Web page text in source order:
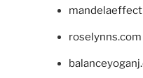
roselynns.com